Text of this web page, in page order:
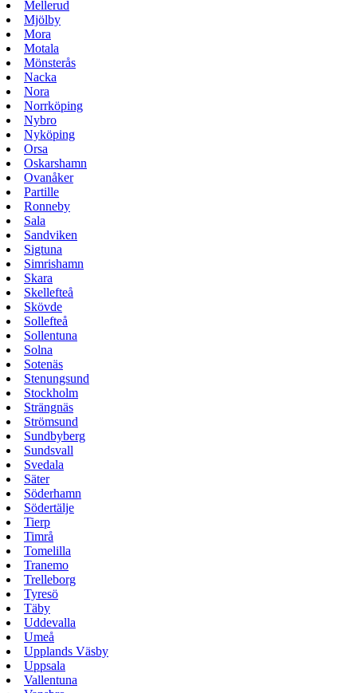
Mellerud
Mjölby
Mora
Motala
Mönsterås
Nacka
Nora
Norrköping
Nybro
Nyköping
Orsa
Oskarshamn
Ovanåker
Partille
Ronneby
Sala
Sandviken
Sigtuna
Simrishamn
Skara
Skellefteå
Skövde
Sollefteå
Sollentuna
Solna
Sotenäs
Stenungsund
Stockholm
Strängnäs
Strömsund
Sundbyberg
Sundsvall
Svedala
Säter
Söderhamn
Södertälje
Tierp
Timrå
Tomelilla
Tranemo
Trelleborg
Tyresö
Täby
Uddevalla
Umeå
Upplands Väsby
Uppsala
Vallentuna